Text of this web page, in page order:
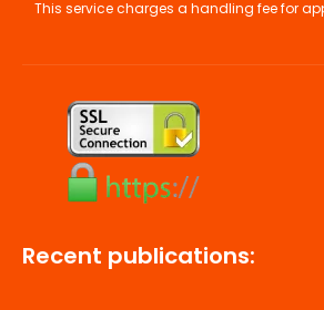
Recent publications: